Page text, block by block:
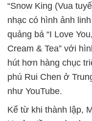
“Snow King (Vua
nhạc có hình ảnh
quảng bá “I Love
Cream & Tea” với
hút hơn hàng chục
phú Rui Chen ở
như YouTube.
Kể từ khi thành lập,